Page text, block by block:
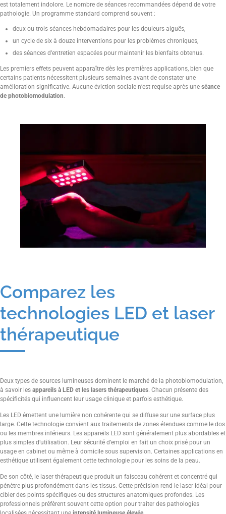
est totalement indolore. Le nombre de séances recommandées dépend de votre
pathologie. Un programme standard comprend souvent :
deux ou trois séances hebdomadaires pour les douleurs aiguës,
un cycle de six à douze interventions pour les problèmes chroniques,
des séances d’entretien espacées pour maintenir les bienfaits obtenus.
Les premiers effets peuvent apparaître dès les premières applications, bien que
certains patients nécessitent plusieurs semaines avant de constater une
amélioration significative. Aucune éviction sociale n’est requise après une séance
de photobiomodulation.
Comparez les
technologies LED et laser
thérapeutique
Deux types de sources lumineuses dominent le marché de la photobiomodulation,
à savoir les appareils à LED et les lasers thérapeutiques. Chacun présente des
spécificités qui influencent leur usage clinique et parfois esthétique.
Les LED émettent une lumière non cohérente qui se diffuse sur une surface plus
large. Cette technologie convient aux traitements de zones étendues comme le dos
ou les membres inférieurs. Les appareils LED sont généralement plus abordables et
plus simples d’utilisation. Leur sécurité d’emploi en fait un choix prisé pour un
usage en cabinet ou même à domicile sous supervision. Certaines applications en
esthétique utilisent également cette technologie pour les soins de la peau.
De son côté, le laser thérapeutique produit un faisceau cohérent et concentré qui
pénètre plus profondément dans les tissus. Cette précision rend le laser idéal pour
cibler des points spécifiques ou des structures anatomiques profondes. Les
professionnels préfèrent souvent cette option pour traiter des pathologies